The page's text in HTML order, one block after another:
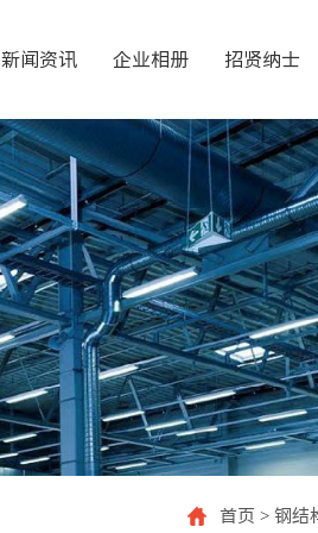
新闻资讯 企业相册 招贤纳士
首页 > 钢结